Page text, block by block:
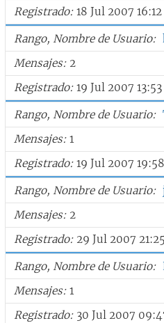
Registrado 18 Jul 2007 16:12
Rango, Nombre de Usuario
Mensajes 2
Registrado 19 Jul 2007 13:53
Rango, Nombre de Usuario
Mensajes 1
Registrado 19 Jul 2007 19:58
Rango, Nombre de Usuario
Mensajes 2
Registrado 29 Jul 2007 21:25
Rango, Nombre de Usuario
Mensajes 1
Registrado 30 Jul 2007